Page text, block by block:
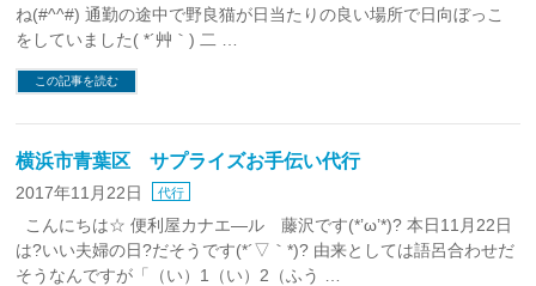
ね(#^^#) 通勤の途中で野良猫が日当たりの良い場所で日向ぼっこ
をしていました( *´艸｀) 二 …
この記事を読む
横浜市青葉区 サプライズお手伝い代行
2017年11月22日 代行
こんにちは☆ 便利屋カナエ―ル 藤沢です(*’ω’*)? 本日11月22日
は?いい夫婦の日?だそうです(*´▽｀*)? 由来としては語呂合わせだ
そうなんですが「（い）1（い）2（ふう …